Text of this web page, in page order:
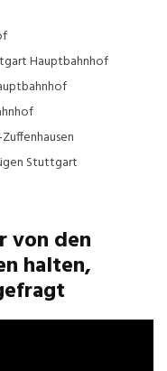
Hauptbahnhof
Stuttgart
von den
halten,